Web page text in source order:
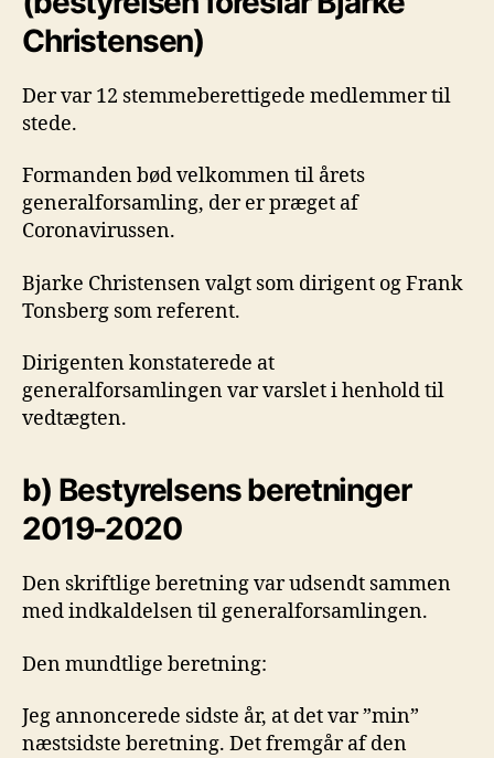
Christensen)
Der var 12 stemmeberettigede medlemmer til
stede.
Formanden bød velkommen til årets
generalforsamling, der er præget af
Coronavirussen.
Bjarke Christensen valgt som dirigent og Frank
Tonsberg som referent.
Dirigenten konstaterede at
generalforsamlingen var varslet i henhold til
vedtægten.
b) Bestyrelsens beretninger
2019-2020
Den skriftlige beretning var udsendt sammen
med indkaldelsen til generalforsamlingen.
Den mundtlige beretning:
Jeg annoncerede sidste år, at det var ”min”
næstsidste beretning. Det fremgår af den